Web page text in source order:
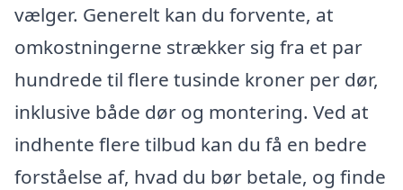
vælger. Generelt kan du forvente, at
omkostningerne strækker sig fra et par
hundrede til flere tusinde kroner per dør,
inklusive både dør og montering. Ved at
indhente flere tilbud kan du få en bedre
forståelse af, hvad du bør betale, og finde